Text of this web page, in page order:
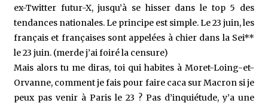
ex-Twitter futur-X, jusqu’à se hisser dans le top 5 des
tendances nationales. Le principe est simple. Le 23 juin, les
français et françaises sont appelées à chier dans la Sei**
le 23 juin. (merde j’ai foiré la censure)
Mais alors tu me diras, toi qui habites à Moret-Loing-et-
Orvanne, comment je fais pour faire caca sur Macron si je
peux pas venir à Paris le 23 ? Pas d’inquiétude, y’a une